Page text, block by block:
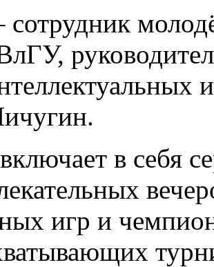
сотрудник
в себя
игр и